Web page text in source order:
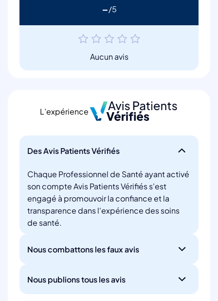
-
Aucun avis
L’expérience
Des Avis Patients Vérifiés
Chaque Professionnel de Santé ayant activé
son compte Avis Patients Vérifiés s'est
engagé à promouvoir la confiance et la
transparence dans l'expérience des soins
de santé.
Nous combattons les faux avis
Nous publions tous les avis